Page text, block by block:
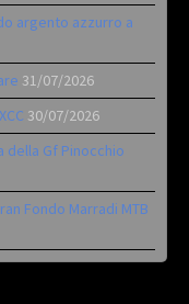
argento azzurro a
31/07/2026
30/07/2026
della Gf Pinocchio
Fondo Marradi MTB